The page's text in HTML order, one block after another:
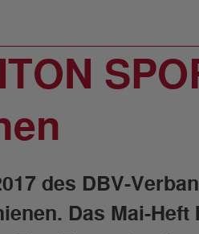
des DBV-
Das Mai-